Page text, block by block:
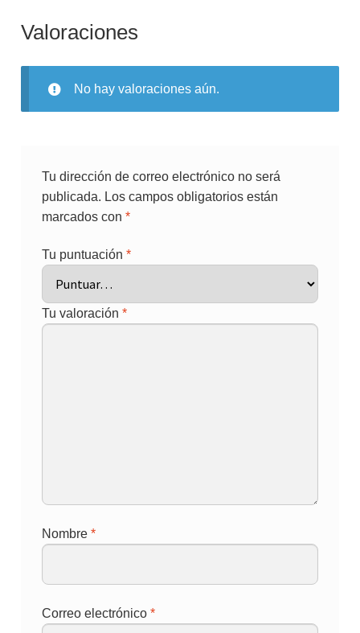
Valoraciones
No hay valoraciones aún.
Tu dirección de correo electrónico no será
publicada. Los campos obligatorios están
marcados con *
Tu puntuación *
Tu valoración *
Nombre *
Correo electrónico *